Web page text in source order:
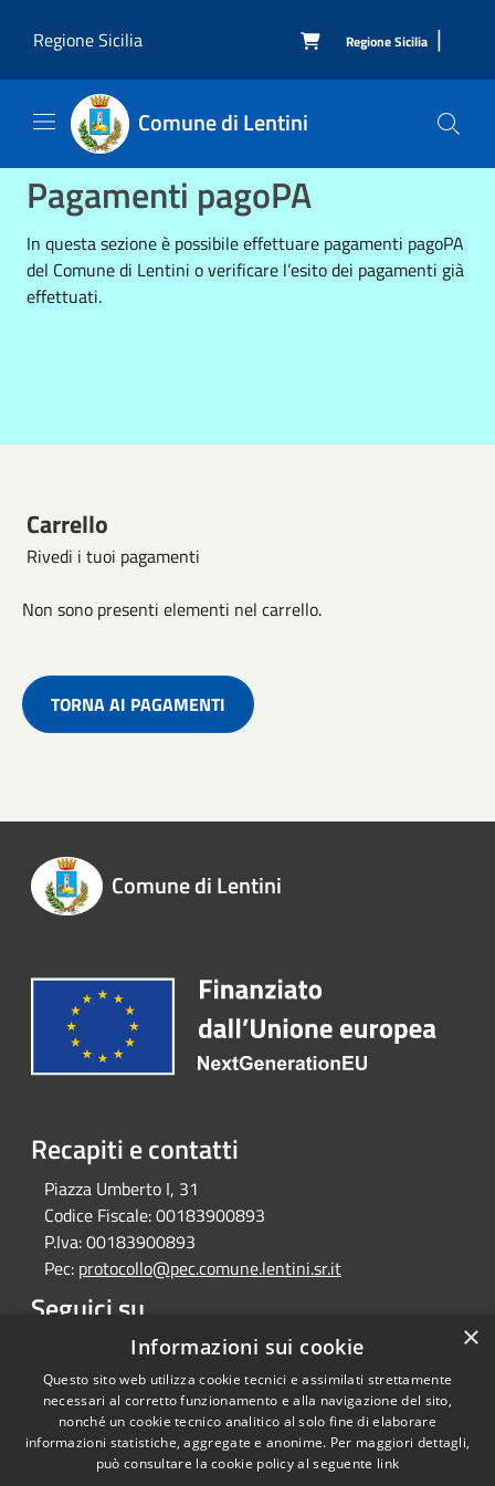
Regione Sicilia
 Regione Sicilia |
Comune di Lentini
Pagamenti pagoPA
In questa sezione è possibile effettuare pagamenti pagoPA
del Comune di Lentini o verificare l’esito dei pagamenti già
effettuati.
Carrello
Rivedi i tuoi pagamenti
Non sono presenti elementi nel carrello.
TORNA AI PAGAMENTI
Comune di Lentini
Recapiti e contatti
Piazza Umberto I, 31
Codice Fiscale:00183900893
P.Iva:00183900893
Pec: protocollo@pec.comune.lentini.sr.it
Seguici su
Facebook
RSS
Accessibilità
Regione Sicilia
×
Informazioni sui cookie
Questo sito web utilizza cookie tecnici e assimilati strettamente
necessari al corretto funzionamento e alla navigazione del sito,
nonché un cookie tecnico analitico al solo fine di elaborare
informazioni statistiche, aggregate e anonime. Per maggiori dettagli,
può consultare la cookie policy al seguente link